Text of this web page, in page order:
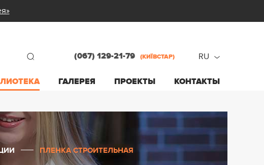
ГАЛЕРЕЯ ПРОЕКТЫ КОНТАКТЫ
(067) 129-21-79 (КИЇВСТАР)
RU
ua
ПЛЕНКА СТРОИТЕЛЬНАЯ